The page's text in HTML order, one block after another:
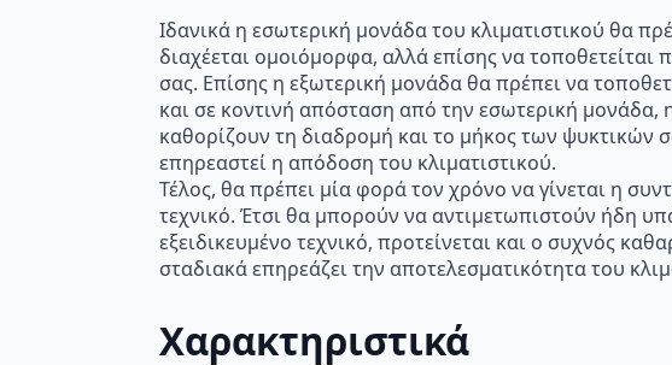
Ιδανικά η εσωτερική μονάδα του κλιματιστικού θα
διαχέεται ομοιόμορφα, αλλά επίσης να
σας. Επίσης η εξωτερική μονάδα θα πρέπει να
και σε κοντινή απόσταση από την εσωτερική
καθορίζουν τη διαδρομή και το μήκος των ψυκτικών
επηρεαστεί η απόδοση του κλιματιστικού.
Τέλος, θα πρέπει μία φορά τον χρόνο να γίνεται η
τεχνικό. Έτσι θα μπορούν να αντιμετωπιστούν ήδη
εξειδικευμένο τεχνικό, προτείνεται και ο συχνός
σταδιακά επηρεάζει την αποτελεσματικότητα του
Χαρακτηριστικά